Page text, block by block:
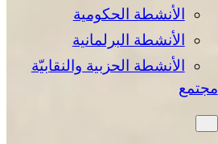
الأنشطة الحكومية
الأنشطة البرلمانية
الأنشطة الحزبية والنقابيّة
مجتمع